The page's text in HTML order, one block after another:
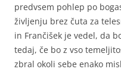
predvsem pohlep po
življenju brez čuta za
in Frančišek je vedel, da
tedaj, če bo z vso
zbral okoli sebe enako